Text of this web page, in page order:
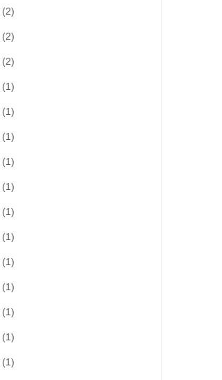
(2)
(2)
(2)
(1)
(1)
(1)
(1)
(1)
(1)
(1)
(1)
(1)
(1)
(1)
(1)